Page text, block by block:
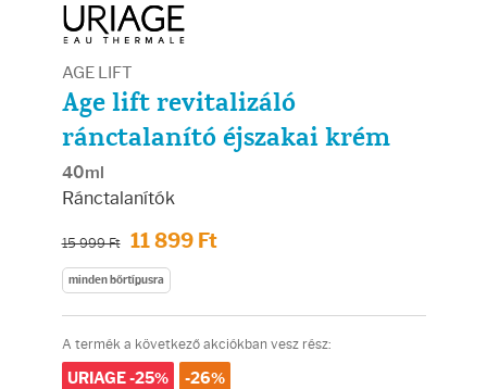
AGE LIFT
Age lift revitalizáló
ránctalanító éjszakai krém
40ml
Ránctalanítók
15 999 Ft 11 899 Ft
minden bőrtípusra
A termék a következő akciókban vesz rész:
URIAGE -25% -26%
Arcmaszkok
Ajakápolók
Hajápolás
Hajkondicionálók
Hajmaszkok